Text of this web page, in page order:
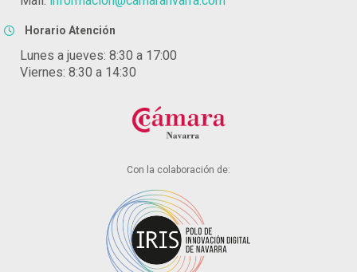
Horario Atención
Lunes a jueves: 8:30 a 17:00
Viernes: 8:30 a 14:30
Con la colaboración de: